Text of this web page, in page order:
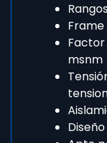
Frame
Factor
msnm
Diseño